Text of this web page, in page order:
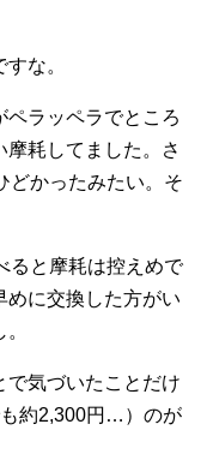
な。
ペラッペラでところ
耗してました。さ
どかったみたい。そ
ると摩耗は控えめで
めに交換した方がい
で気づいたことだけ
約2,300円…）のが